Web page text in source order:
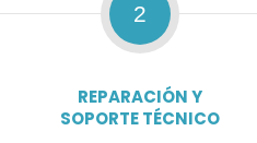
2
REPARACIÓN Y
SOPORTE TÉCNICO